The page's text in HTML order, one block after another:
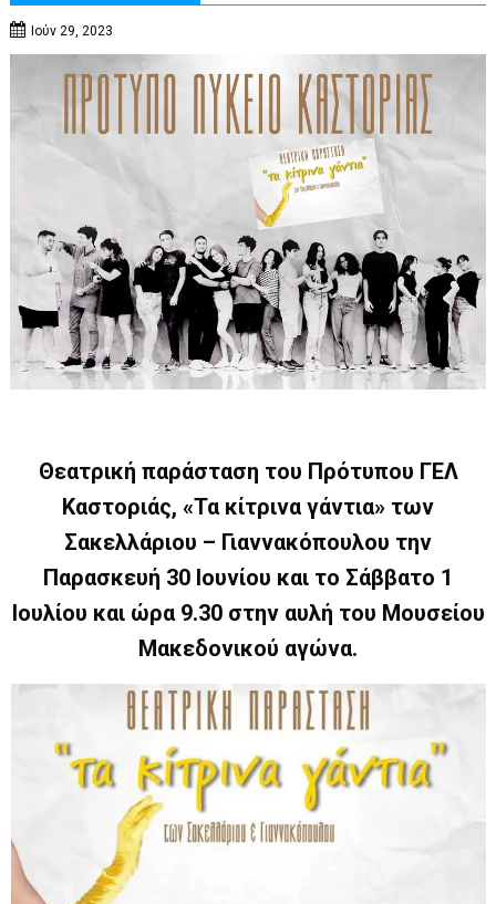
Ιούν 29, 2023
Θεατρική παράσταση του Πρότυπου ΓΕΛ
Καστοριάς, «Τα κίτρινα γάντια» των
Σακελλάριου – Γιαννακόπουλου την
Παρασκευή 30 Ιουνίου και το Σάββατο 1
Ιουλίου και ώρα 9.30 στην αυλή του Μουσείου
Μακεδονικού αγώνα.